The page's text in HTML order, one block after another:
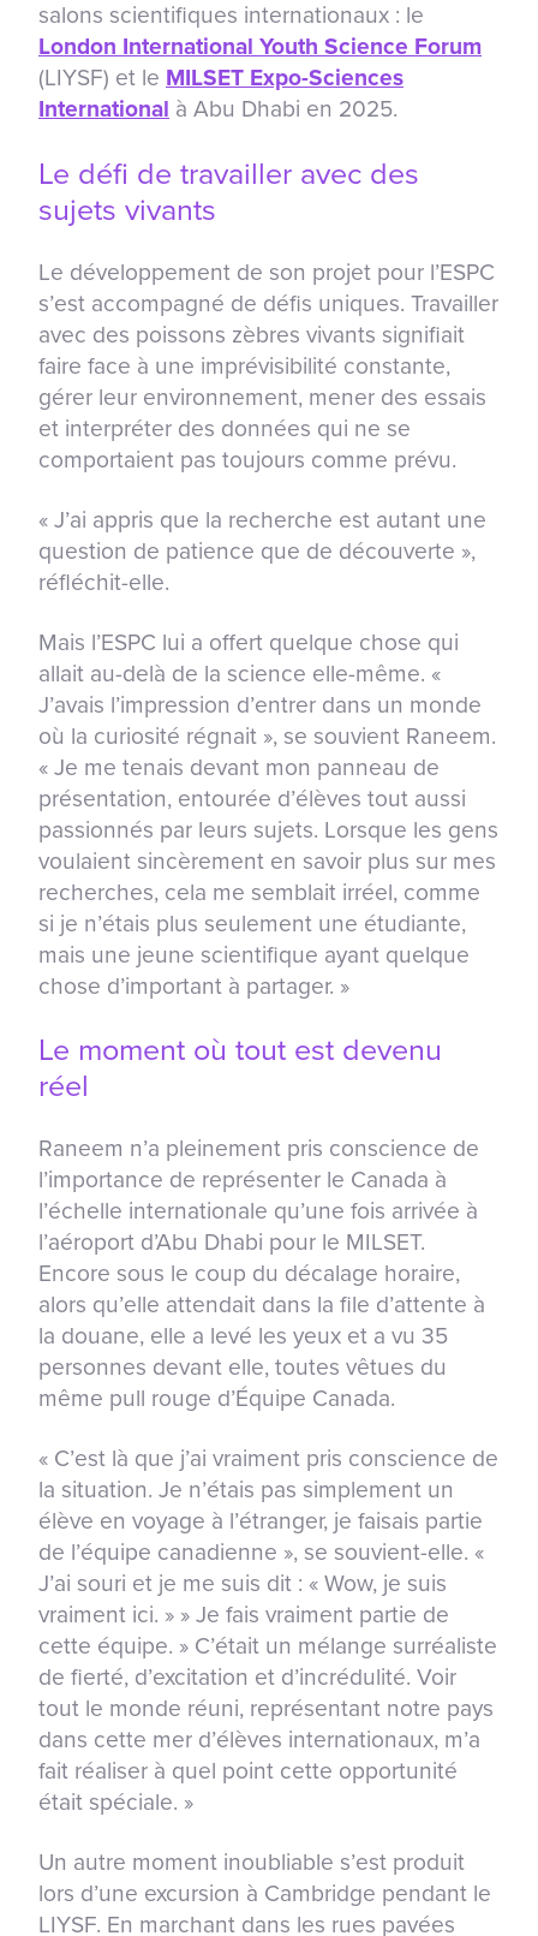
salons scientifiques internationaux : le
London International Youth Science Forum
(LIYSF) et le MILSET Expo-Sciences
International à Abu Dhabi en 2025.
Le défi de travailler avec des
sujets vivants
Le développement de son projet pour l’ESPC
s’est accompagné de défis uniques. Travailler
avec des poissons zèbres vivants signifiait
faire face à une imprévisibilité constante,
gérer leur environnement, mener des essais
et interpréter des données qui ne se
comportaient pas toujours comme prévu.
« J’ai appris que la recherche est autant une
question de patience que de découverte »,
réfléchit-elle.
Mais l’ESPC lui a offert quelque chose qui
allait au-delà de la science elle-même. «
J’avais l’impression d’entrer dans un monde
où la curiosité régnait », se souvient Raneem.
« Je me tenais devant mon panneau de
présentation, entourée d’élèves tout aussi
passionnés par leurs sujets. Lorsque les gens
voulaient sincèrement en savoir plus sur mes
recherches, cela me semblait irréel, comme
si je n’étais plus seulement une étudiante,
mais une jeune scientifique ayant quelque
chose d’important à partager. »
Le moment où tout est devenu
réel
Raneem n’a pleinement pris conscience de
l’importance de représenter le Canada à
l’échelle internationale qu’une fois arrivée à
l’aéroport d’Abu Dhabi pour le MILSET.
Encore sous le coup du décalage horaire,
alors qu’elle attendait dans la file d’attente à
la douane, elle a levé les yeux et a vu 35
personnes devant elle, toutes vêtues du
même pull rouge d’Équipe Canada.
« C’est là que j’ai vraiment pris conscience de
la situation. Je n’étais pas simplement un
élève en voyage à l’étranger, je faisais partie
de l’équipe canadienne », se souvient-elle. «
J’ai souri et je me suis dit : « Wow, je suis
vraiment ici. » » Je fais vraiment partie de
cette équipe. » C’était un mélange surréaliste
de fierté, d’excitation et d’incrédulité. Voir
tout le monde réuni, représentant notre pays
dans cette mer d’élèves internationaux, m’a
fait réaliser à quel point cette opportunité
était spéciale. »
Un autre moment inoubliable s’est produit
lors d’une excursion à Cambridge pendant le
LIYSF. En marchant dans les rues pavées